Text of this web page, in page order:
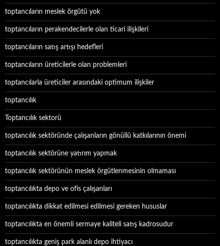
toptancıların meslek örgütü yok
toptancıların perakendecilerle olan ticari ilişkileri
toptancıların satış artışı hedefleri
toptancıların üreticilerle olan problemleri
toptancılarla üreticiler arasındaki optimum ilişkiler
toptancılık
Toptancılık sektorü
toptancılık sektöründe çalışanların gönüllü katkılarının önemi
toptancılık sektörüne yatırım yapmak
toptancılık sektörünün meslek örgütlenmesinin olmaması
toptancılıkta depo ve ofis çalışanları
toptancılıkta dikkat edilmesi edilmesi gereken hususlar
toptancılıkta en önemli sermaye kaliteli satış kadrosudur
toptancılıkta geniş park alanlı depo ihtiyacı